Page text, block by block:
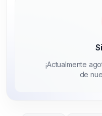
¡Actualmente
de